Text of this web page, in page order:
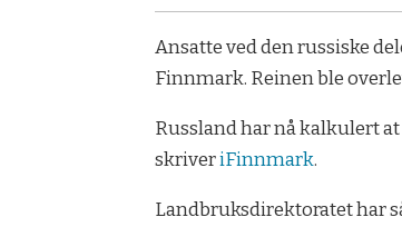
Ansatte ved den russiske
Finnmark. Reinen ble
Russland har nå kalkulert
skriveriFinnmark.
Landbruksdirektoratet har